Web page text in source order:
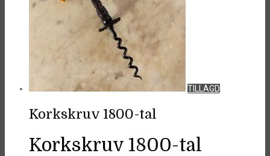
TILLAGD
Korkskruv 1800-tal
Korkskruv 1800-tal